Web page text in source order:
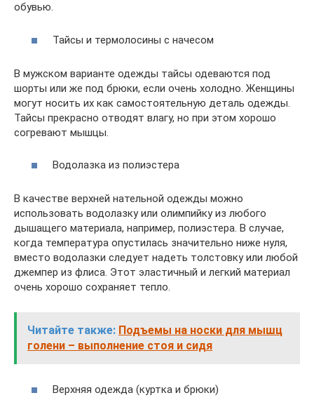
обувью.
Тайсы и термолосины с начесом
В мужском варианте одежды тайсы одеваются под
шорты или же под брюки, если очень холодно. Женщины
могут носить их как самостоятельную деталь одежды.
Тайсы прекрасно отводят влагу, но при этом хорошо
согревают мышцы.
Водолазка из полиэстера
В качестве верхней нательной одежды можно
использовать водолазку или олимпийку из любого
дышащего материала, например, полиэстера. В случае,
когда температура опустилась значительно ниже нуля,
вместо водолазки следует надеть толстовку или любой
джемпер из флиса. Этот эластичный и легкий материал
очень хорошо сохраняет тепло.
Читайте также: Подъемы на носки для мышц
голени – выполнение стоя и сидя
Верхняя одежда (куртка и брюки)